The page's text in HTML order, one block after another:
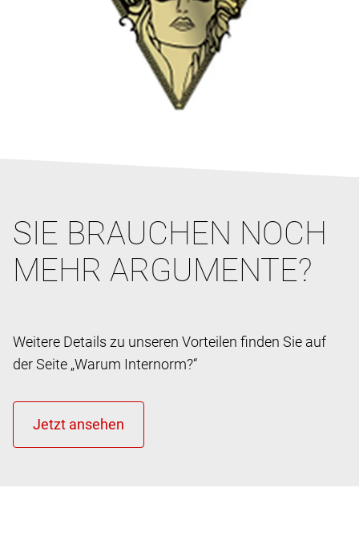
SIE BRAUCHEN NOCH
MEHR ARGUMENTE?
Weitere Details zu unseren Vorteilen finden Sie auf
der Seite „Warum Internorm?“